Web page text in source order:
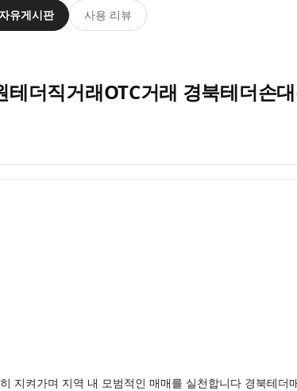
유게시판 사용 리뷰
더직거래OTC거래 경북테더손
지켜가며 지역 내 모범적인 매매를 실천합니다 경북테더